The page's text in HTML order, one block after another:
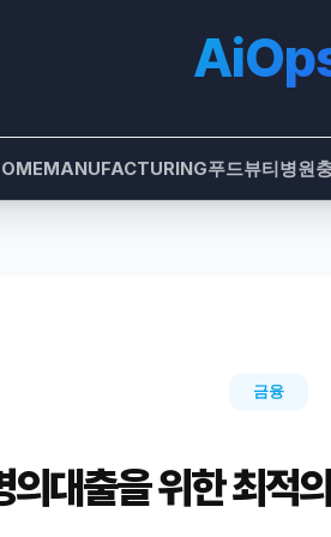
MANUFACTURING푸드뷰티병원
금융
의대출을 위한 최적